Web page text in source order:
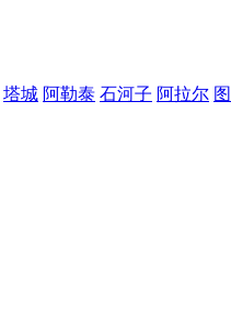
塔城 阿勒泰 石河子 阿拉尔